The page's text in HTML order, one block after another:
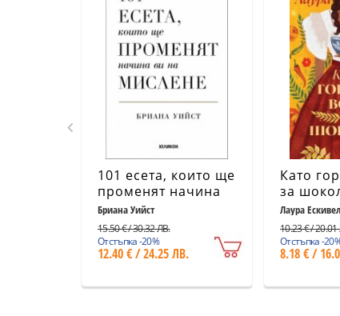
101 есета, които ще
променят начина
ви на мислене
Бриана Уийст
15.50 € / 30.32 ЛВ.
Отстъпка -20%
12.40 € / 24.25 ЛВ.
Като
за
издание)
Лаура Ескивел
10.23 € /
Отстъпка -
8.18 € /